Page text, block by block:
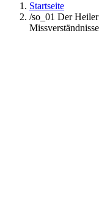
Startseite
/so_01 Der